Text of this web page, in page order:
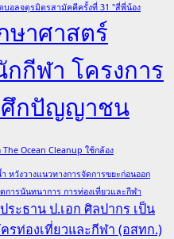
บอลจตุรมิตรสามัคคีครั้งที่ 31 "สี่พี่น้อง
าศาสตร์
กีฬา โครงการ
ศึกปัญญาชน
Ocean Cleanup ใช้กล้อง
หวังวางแนวทางการจัดการขยะก่อนออก
ารนันทนาการ การท่องเที่ยวและกีฬา
ะธาน ป.เอก ศิลปากร เป็น
รท่องเที่ยวและกีฬา (อสทก.)